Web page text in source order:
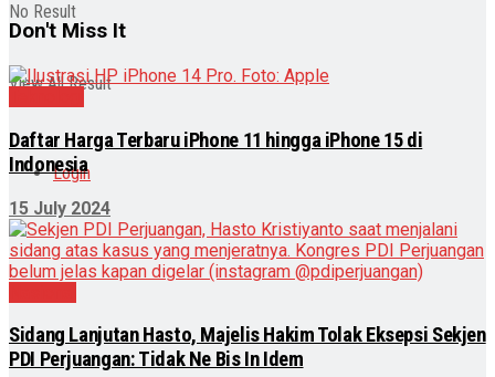
No Result
View All Result
Login
Don't Miss It
Daftar Harga Terbaru iPhone 11 hingga iPhone 15 di
Indonesia
15 July 2024
Sidang Lanjutan Hasto, Majelis Hakim Tolak Eksepsi Sekjen
PDI Perjuangan: Tidak Ne Bis In Idem